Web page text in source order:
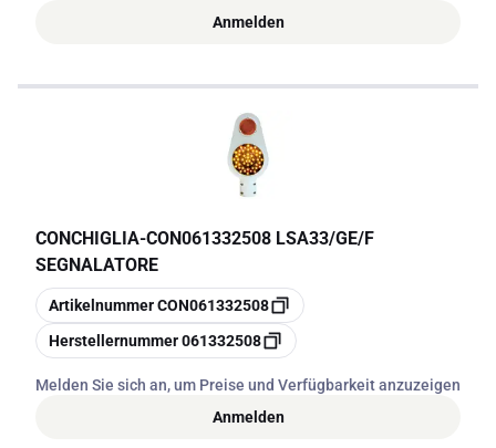
Anmelden
CONCHIGLIA-CON061332508 LSA33/GE/F
SEGNALATORE
Kopieren
ArtikelnummerCON061332508
Kopieren
Herstellernummer061332508
Melden Sie sich an, um Preise und Verfügbarkeit anzuzeigen
Anmelden